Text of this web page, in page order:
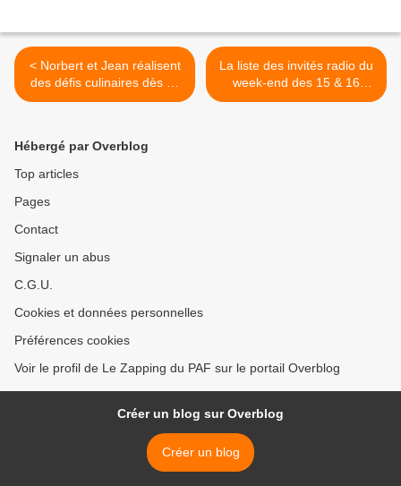
< Norbert et Jean réalisent
des défis culinaires dès ce
soir sur 6ter
La liste des invités radio du
week-end des 15 & 16
décembre >
Hébergé par Overblog
Top articles
Pages
Contact
Signaler un abus
C.G.U.
Cookies et données personnelles
Préférences cookies
Voir le profil de Le Zapping du PAF sur le portail Overblog
Créer un blog sur Overblog
Créer un blog